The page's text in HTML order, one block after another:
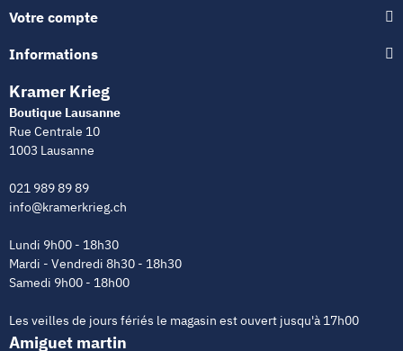
Votre compte
Informations
Kramer Krieg
Boutique Lausanne
Rue Centrale 10
1003 Lausanne
021 989 89 89
info@kramerkrieg.ch
Lundi 9h00 - 18h30
Mardi - Vendredi 8h30 - 18h30
Samedi 9h00 - 18h00
Les veilles de jours fériés le magasin est ouvert jusqu'à 17h00
Amiguet martin